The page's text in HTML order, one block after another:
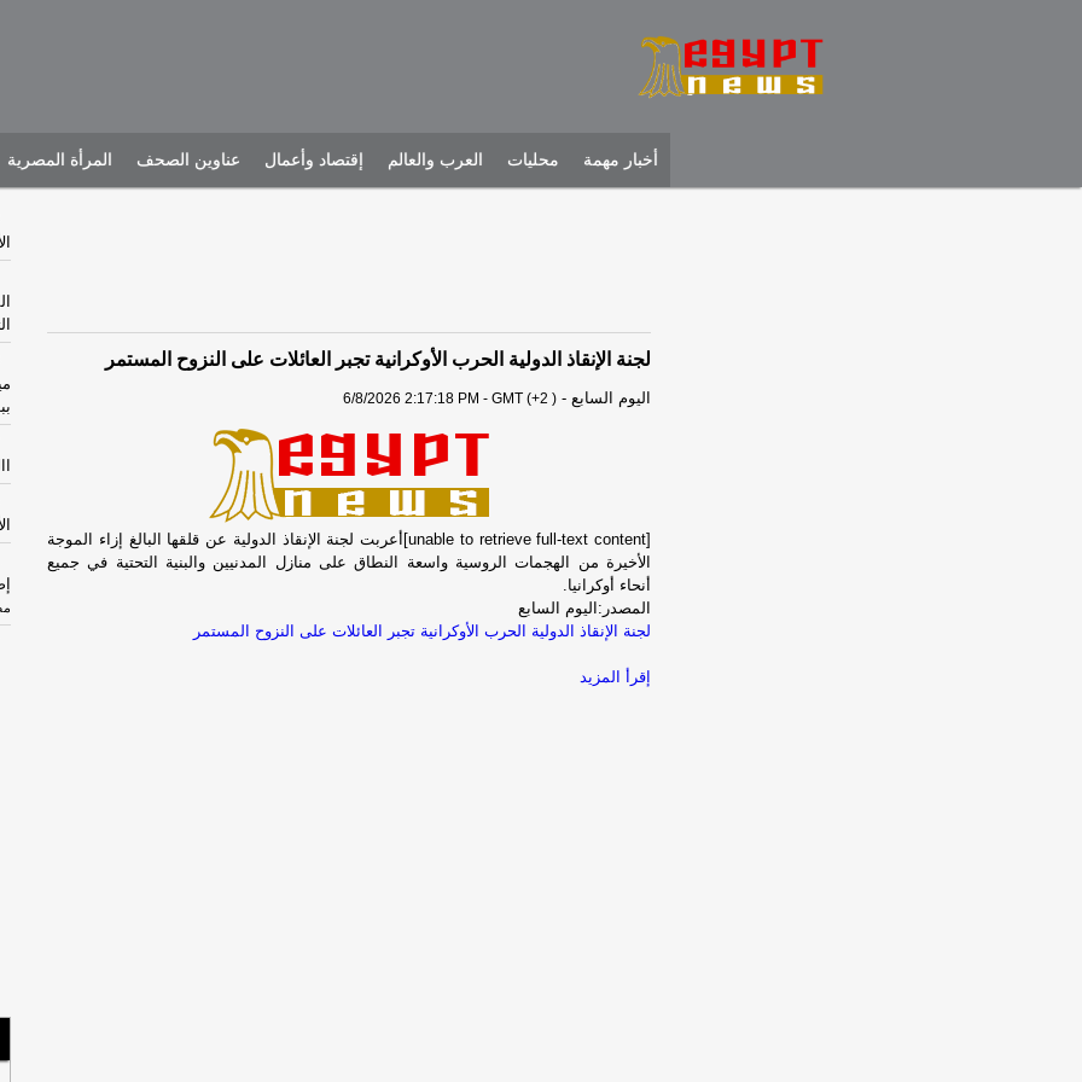
أخبار مهمة محليات العرب والعالم إقتصاد وأعمال عناوين الصحف المرأة المصرية
لجنة الإنقاذ الدولية الحرب الأوكرانية تجبر العائلات على النزوح المستمر
اليوم السابع -
6/8/2026 2:17:18 PM - GMT (+2 )
[unable to retrieve full-text content]أعربت لجنة الإنقاذ الدولية عن قلقها البالغ إزاء الموجة
الأخيرة من الهجمات الروسية واسعة النطاق على منازل المدنيين والبنية التحتية في جميع
أنحاء أوكرانيا.
المصدر:اليوم السابع
لجنة الإنقاذ الدولية الحرب الأوكرانية تجبر العائلات على النزوح المستمر
إقرأ المزيد